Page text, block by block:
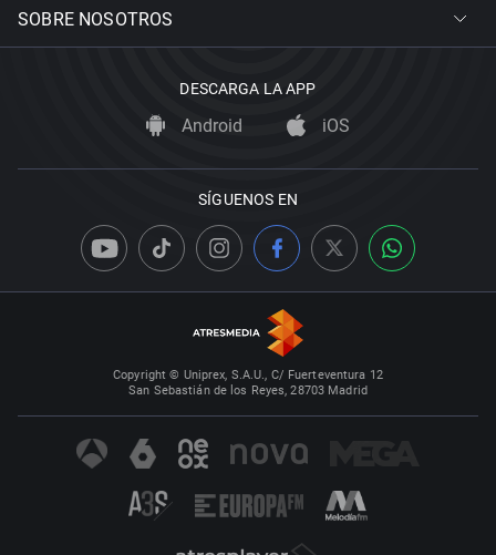
SOBRE NOSOTROS
DESCARGA LA APP
Android iOS
SÍGUENOS EN
Copyright © Uniprex, S.A.U., C/ Fuerteventura 12
San Sebastián de los Reyes, 28703 Madrid